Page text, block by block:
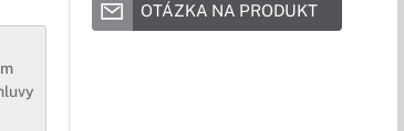
OTÁZKA NA PRODUKT